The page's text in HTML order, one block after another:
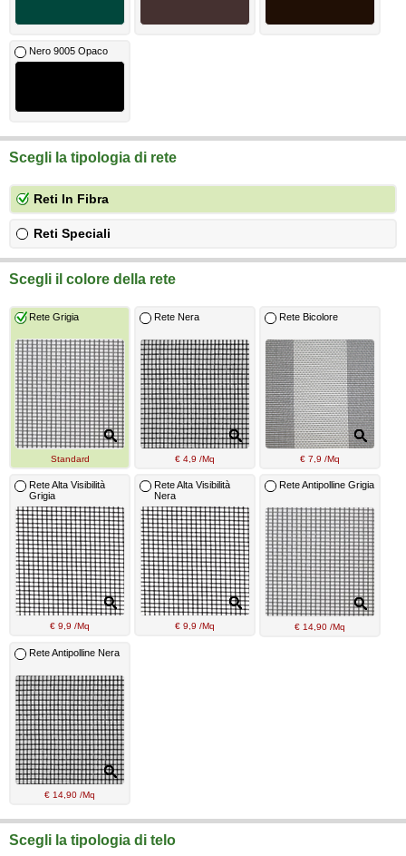
Nero 9005 Opaco
Scegli la tipologia di rete
Reti In Fibra
Reti Speciali
Scegli il colore della rete
Rete Grigia
Standard
Rete Nera
€ 4,9 /Mq
Rete Bicolore
€ 7,9 /Mq
Rete Alta Visibilità
Grigia
€ 9,9 /Mq
Rete Alta Visibilità
Nera
€ 9,9 /Mq
Rete Antipolline Grigia
€ 14,90 /Mq
Rete Antipolline Nera
€ 14,90 /Mq
Scegli la tipologia di telo